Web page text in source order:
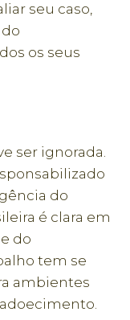
seu caso,
os seus
ser ignorada.
do
é clara em
do
tem se
ambientes